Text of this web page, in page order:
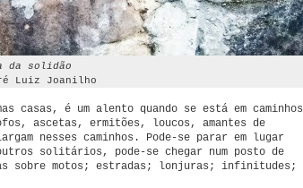
da solidão
Luiz Joanilho
casas, é um alento quando se está em caminhos
ascetas, ermitões, loucos, amantes de
nesses caminhos. Pode-se parar em lugar
solitários, pode-se chegar num posto de
sobre motos; estradas; lonjuras; infinitudes;